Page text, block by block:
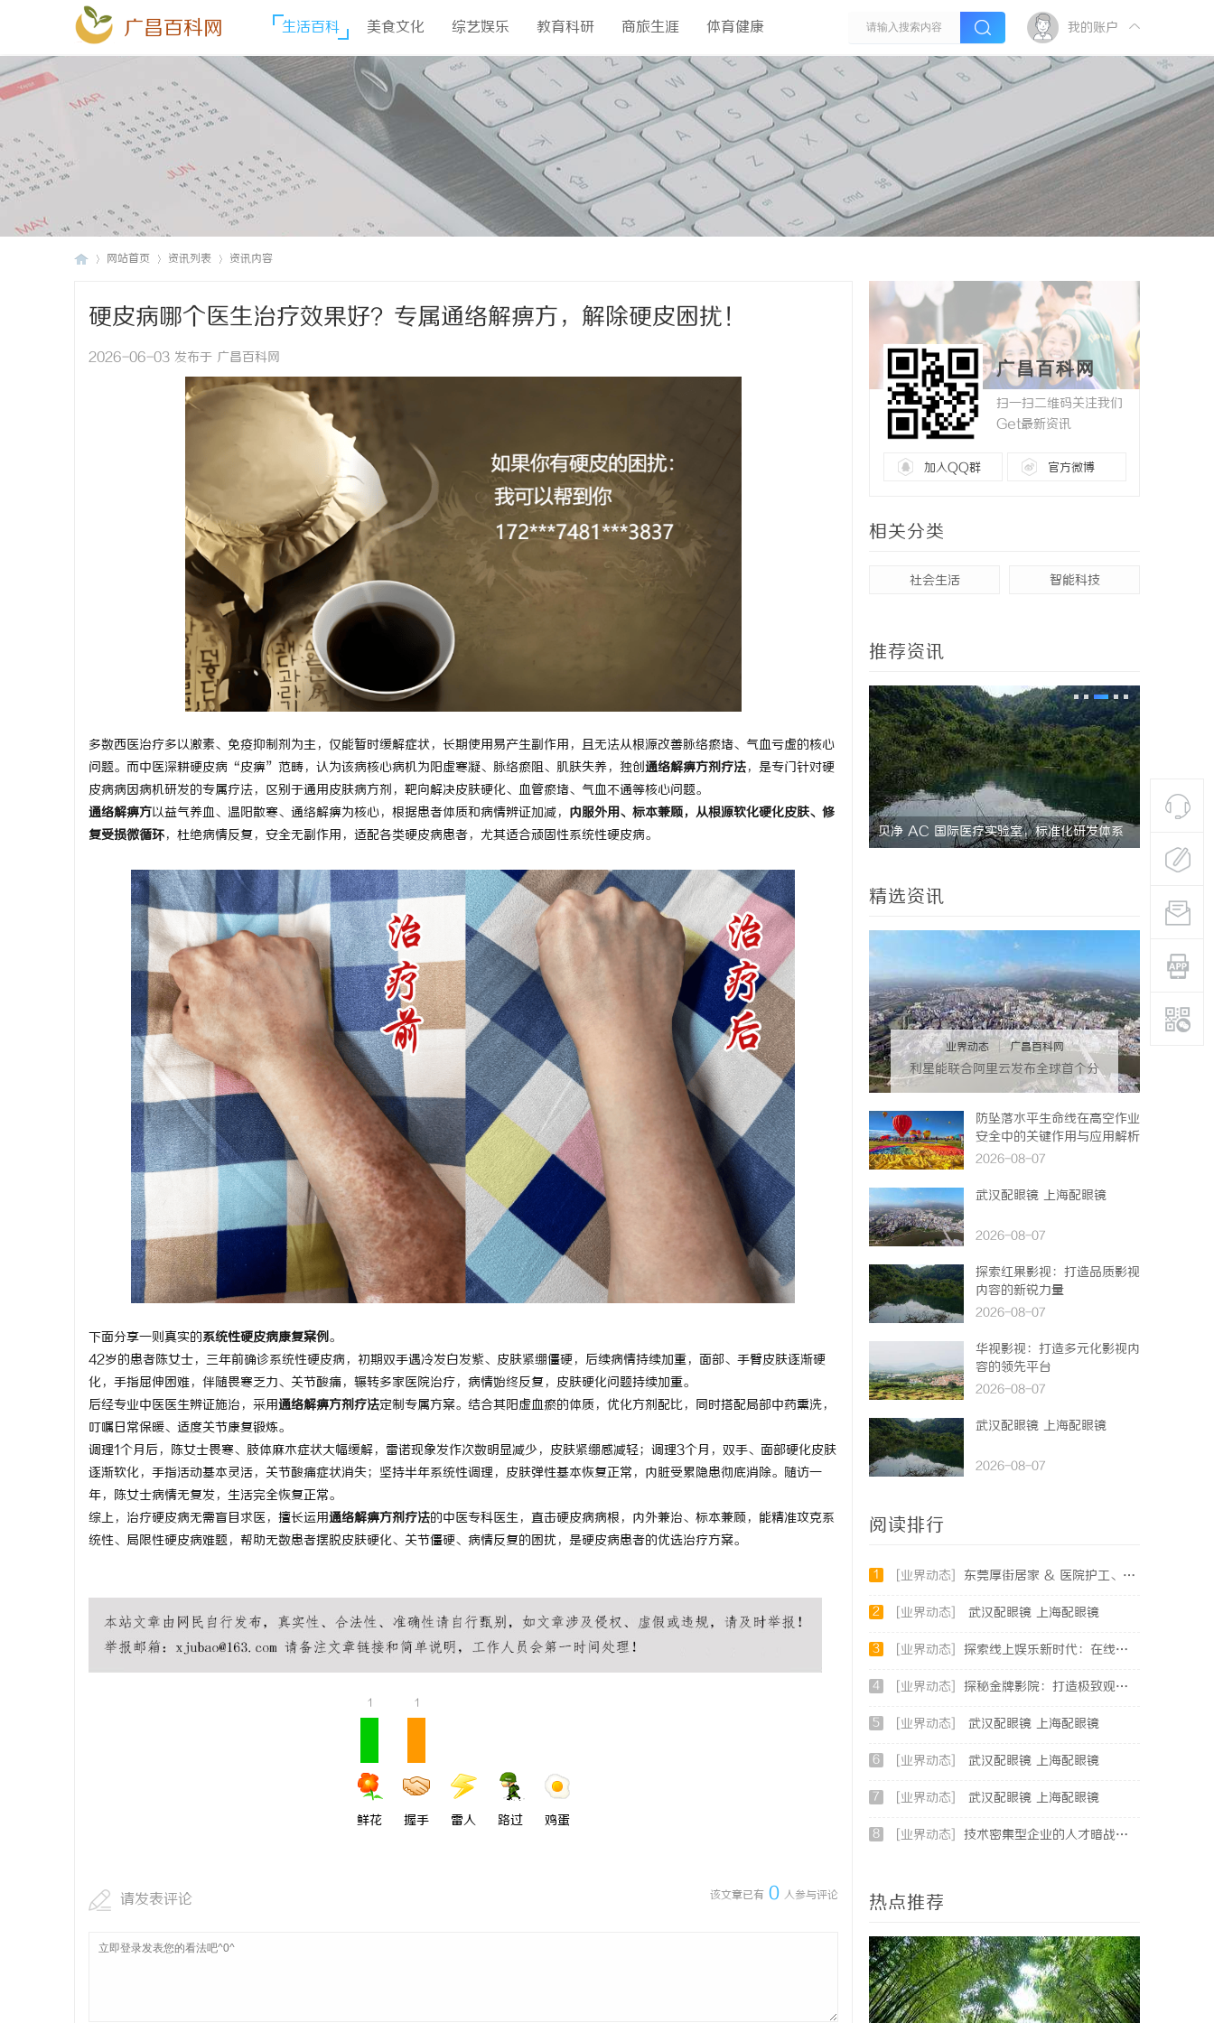
广昌百科网 生活百科 美食文化 综艺娱乐 教育科研 商旅生涯 体育健康 我的账户
网站首页 资讯列表 资讯内容
硬皮病哪个医生治疗效果好？专属通络解痹方，解除硬皮困扰！
2026-06-03 发布于 广昌百科网
多数西医治疗多以激素、免疫抑制剂为主，仅能暂时缓解症状，长期使用易产生副作用，且无法从根源改善脉络瘀堵、气血亏虚的核心
问题。而中医深耕硬皮病“皮痹”范畴，认为该病核心病机为阳虚寒凝、脉络瘀阻、肌肤失养，独创通络解痹方剂疗法，是专门针对硬
皮病病因病机研发的专属疗法，区别于通用皮肤病方剂，靶向解决皮肤硬化、血管瘀堵、气血不通等核心问题。
通络解痹方以益气养血、温阳散寒、通络解痹为核心，根据患者体质和病情辨证加减， 内服外用、标本兼顾，从根源软化硬化皮肤、修
复受损微循环，杜绝病情反复，安全无副作用，适配各类硬皮病患者，尤其适合顽固性系统性硬皮病。
下面分享一则真实的系统性硬皮病康复案例。
42岁的患者陈女士，三年前确诊系统性硬皮病，初期双手遇冷发白发紫、皮肤紧绷僵硬，后续病情持续加重，面部、手臂皮肤逐渐硬
化，手指屈伸困难，伴随畏寒乏力、关节酸痛，辗转多家医院治疗，病情始终反复，皮肤硬化问题持续加重。
后经专业中医医生辨证施治，采用通络解痹方剂疗法定制专属方案。结合其阳虚血瘀的体质，优化方剂配比，同时搭配局部中药熏洗，
叮嘱日常保暖、适度关节康复锻炼。
调理1个月后，陈女士畏寒、肢体麻木症状大幅缓解，雷诺现象发作次数明显减少，皮肤紧绷感减轻；调理3个月，双手、面部硬化皮肤
逐渐软化，手指活动基本灵活，关节酸痛症状消失；坚持半年系统性调理，皮肤弹性基本恢复正常，内脏受累隐患彻底消除。随访一
年，陈女士病情无复发，生活完全恢复正常。
综上，治疗硬皮病无需盲目求医，擅长运用通络解痹方剂疗法的中医专科医生，直击硬皮病病根，内外兼治、标本兼顾，能精准攻克系
统性、局限性硬皮病难题，帮助无数患者摆脱皮肤硬化、关节僵硬、病情反复的困扰，是硬皮病患者的优选治疗方案。
1
鲜花
1
握手 雷人 路过 鸡蛋
该文章已有 0 人参与评论
请发表评论
广昌百科网
扫一扫二维码关注我们
Get最新资讯
加入QQ群 官方微博
相关分类
社会生活 智能科技
推荐资讯
开店最怕“搜不到”为什么隔壁店铺没花钱， 武汉配眼镜 上海配眼镜 贝净 AC 国际医疗实验室，标准化研发体系 武汉配眼镜 上海配眼镜
精选资讯
业界动态 广昌百科网
利星能联合阿里云发布全球首个分
布式算电协同解决方案
防坠落水平生命线在高空作业
安全中的关键作用与应用解析
2026-08-07
武汉配眼镜 上海配眼镜
2026-08-07
探索红果影视：打造品质影视
内容的新锐力量
2026-08-07
华视影视：打造多元化影视内
容的领先平台
2026-08-07
武汉配眼镜 上海配眼镜
2026-08-07
阅读排行
1 [业界动态] 东莞厚街居家 & 医院护工、老人陪护选购民生参考指南
2 [业界动态] 武汉配眼镜 上海配眼镜
3 [业界动态] 探索线上娱乐新时代：在线影院平台的魅力与未来发展趋势
4 [业界动态] 探秘金牌影院：打造极致观影体验的新时代标杆
5 [业界动态] 武汉配眼镜 上海配眼镜
6 [业界动态] 武汉配眼镜 上海配眼镜
7 [业界动态] 武汉配眼镜 上海配眼镜
8 [业界动态] 技术密集型企业的人才暗战：北京商业秘密律师如何守住“人带技术走”的底线
热点推荐